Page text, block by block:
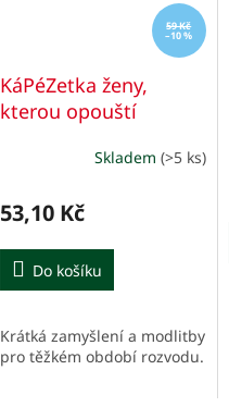
59 Kč
–10 %
KáPéZetka ženy,
kterou opouští
Skladem (>5 ks)
53,10 Kč
Do košíku
Krátká zamyšlení a modlitby
pro těžkém období rozvodu.